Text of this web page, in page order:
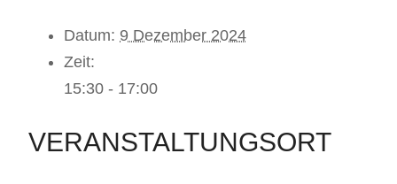
Datum: 9 Dezember 2024
Zeit:
15:30 - 17:00
VERANSTALTUNGSORT